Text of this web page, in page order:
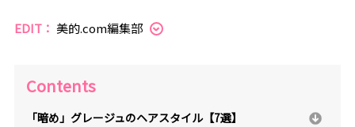
EDIT： 美的.com編集部
Contents
「暗め」グレージュのヘアスタイル【7選】